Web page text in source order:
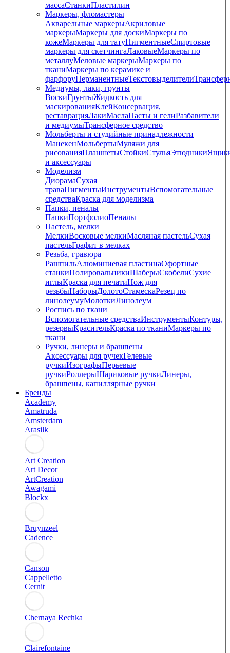
массаСтанкиПластилин
Маркеры, фломастеры
Акварельные маркерыАкриловые
маркерыМаркеры для доскиМаркеры по
кожеМаркеры для татуПигментныеCпиртовые
маркеры для скетчингаЛаковыеМаркеры по
металлуМеловые маркерыМаркеры по
тканиМаркеры по керамике и
фарфоруПерманентныеТекстовыделители
Медиумы, лаки, грунты
ВоскиГрунтыЖидкость для
маскированияКлейКонсервация,
реставрацияЛакиМаслаПасты и гелиРазбавители
и медиумыТрансферное средство
Мольберты и студийные принадлежности
МанекенМольбертыМуляжи для
рисованияПланшетыСтойкиСтульяЭтюдники
и аксессуары
Моделизм
ДиорамаСухая
траваПигментыИнструментыВспомогательные
средстваКраска для моделизма
Папки, пеналы
ПапкиПортфолиоПеналы
Пастель, мелки
МелкиВосковые мелкиМасляная пастельСухая
пастельГрафит в мелках
Резьба, гравюра
РашпильАлюминиевая пластинаОфортные
станкиПолировальникиШаберыСкобелиСухие
иглыКраска для печатиНож для
резьбыНаборыДолотоСтамескаРезец по
линолеумуМолоткиЛинолеум
Роспись по ткани
Вспомогательные средстваИнструментыКонтуры,
резервыКрасительКраска по тканиМаркеры по
ткани
Ручки, линеры и брашпены
Аксессуары для ручекГелевые
ручкиИзографыПерьевые
ручкиРоллерыШариковые ручкиЛинеры,
брашпены, капиллярные ручки
Бренды
Academy
Amatruda
Amsterdam
Arasilk
Art Creation
Art Decor
ArtCreation
Awagami
Blockx
Bruynzeel
Cadence
Canson
Cappelletto
Cernit
Chernaya Rechka
Clairefontaine